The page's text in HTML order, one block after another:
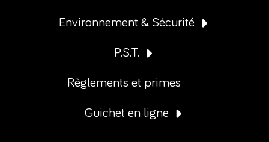
Environnement & Sécurité
P.S.T.
Règlements et primes
Guichet en ligne